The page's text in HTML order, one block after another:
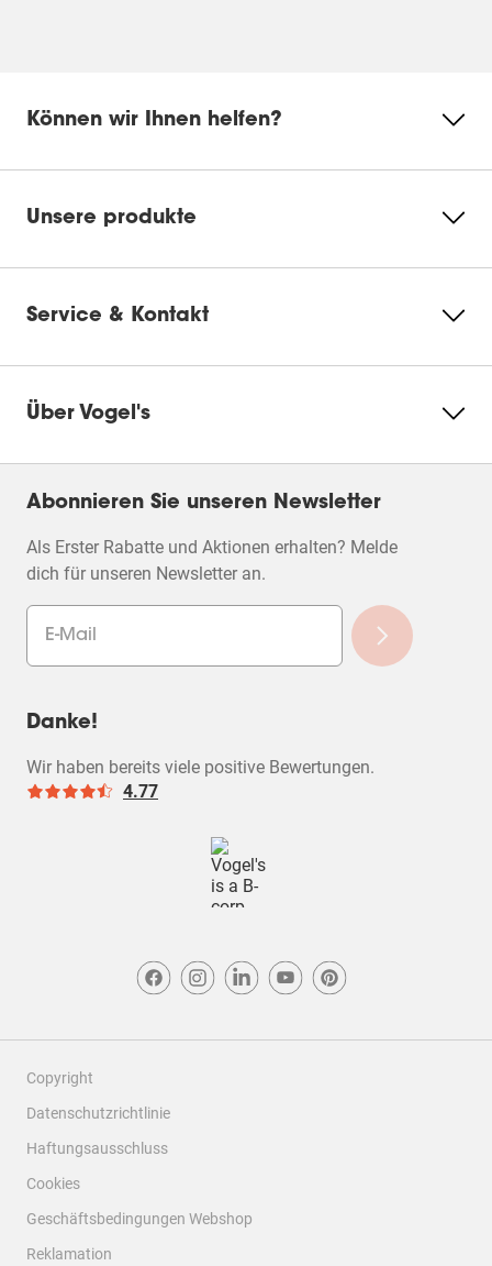
Können wir Ihnen helfen?
Unsere produkte
Service & Kontakt
Über Vogel's
Abonnieren Sie unseren Newsletter
Als Erster Rabatte und Aktionen erhalten? Melde
dich für unseren Newsletter an.
Danke!
Wir haben bereits viele positive Bewertungen.
4.77
Copyright
Datenschutzrichtlinie
Haftungsausschluss
Cookies
Geschäftsbedingungen Webshop
Reklamation